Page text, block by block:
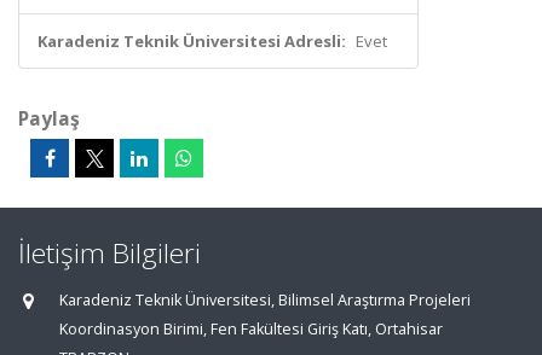
Karadeniz Teknik Üniversitesi Adresli: Evet
Paylaş
İletişim Bilgileri
Karadeniz Teknik Üniversitesi, Bilimsel Araştırma Projeleri
Koordinasyon Birimi, Fen Fakültesi Giriş Katı, Ortahisar